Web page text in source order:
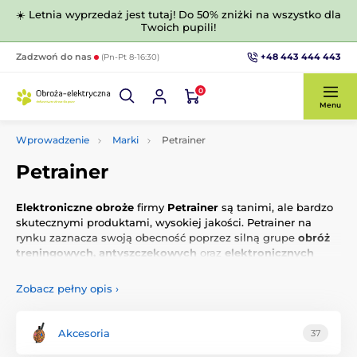
☀️ Letnia wyprzedaż jest tutaj! Do 50% zniżki na wszystko dla
Twoich pupili!
Zadzwoń do nas (Pn-Pt 8-16:30) +48 443 444 443
0
Menu
Wprowadzenie Marki Petrainer
Petrainer
Elektroniczne obroże firmy Petrainer są tanimi, ale bardzo
skutecznymi produktami, wysokiej jakości. Petrainer na
rynku zaznacza swoją obecność poprzez silną grupe obróż
treningowych, antyszczekowych oraz elektronicznych
stosunek ceny do jakości. Największą zaletą elektronicznych
obroży treningowych Petrainer
Zobacz pełny opis ›
Akcesoria 37